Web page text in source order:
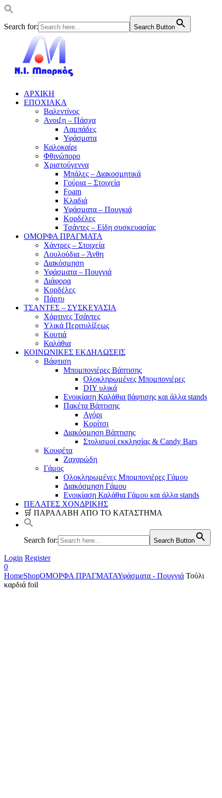
Search for: Search Button
ΑΡΧΙΚΗ
ΕΠΟΧΙΑΚΑ
Βαλεντίνος
Ανοιξη – Πάσχα
Λαμπάδες
Υφάσματα
Καλοκαίρι
Φθινώπορο
Χριστούγεννα
Μπάλες – Διακοσμητικά
Γούρια – Στοιχεία
Foam
Κλαδιά
Υφάσματα – Πουγκιά
Κορδέλες
Τσάντες – Είδη συσκευασίας
ΟΜΟΡΦΑ ΠΡΑΓΜΑΤΑ
Χάντρες – Στοιχεία
Λουλούδια – Άνθη
Διακόσμηση
Υφάσματα – Πουγγιά
Διάφορα
Κορδέλες
Πάρτυ
ΤΣΑΝΤΕΣ – ΣΥΣΚΕΥΑΣΙΑ
Χάρτινες Τσάντες
Υλικά Περιτυλίξεως
Κουτιά
Καλάθια
ΚΟΙΝΩΝΙΚΕΣ ΕΚΔΗΛΩΣΕΙΣ
Βάφτιση
Μπομπονιέρες Βάπτισης
Ολοκληρωμένες Μπομπονιέρες
DIY υλικά
Ενοικίαση Καλάθια βάφτισης και άλλα stands
Πακέτα Βάπτισης
Αγόρι
Κορίτσι
Διακόσμηση Βάπτισης
Στολισμοί εκκλησίας & Candy Bars
Κουφέτα
Ζαχαρώδη
Γάμος
Ολοκληρωμένες Μπομπονιέρες Γάμου
Διακόσμηση Γάμου
Ενοικίαση Καλάθια Γάμου και άλλα stands
ΠΕΛΑΤΕΣ ΧΟΝΔΡΙΚΗΣ
🛒 ΠΑΡΑΛΑΒΗ ΑΠΟ ΤΟ ΚΑΤΑΣΤΗΜΑ
Search for: Search Button
Login Register
0
HomeShopΟΜΟΡΦΑ ΠΡΑΓΜΑΤΑΥφάσματα - Πουγγιά Τούλι
καρδιά foil